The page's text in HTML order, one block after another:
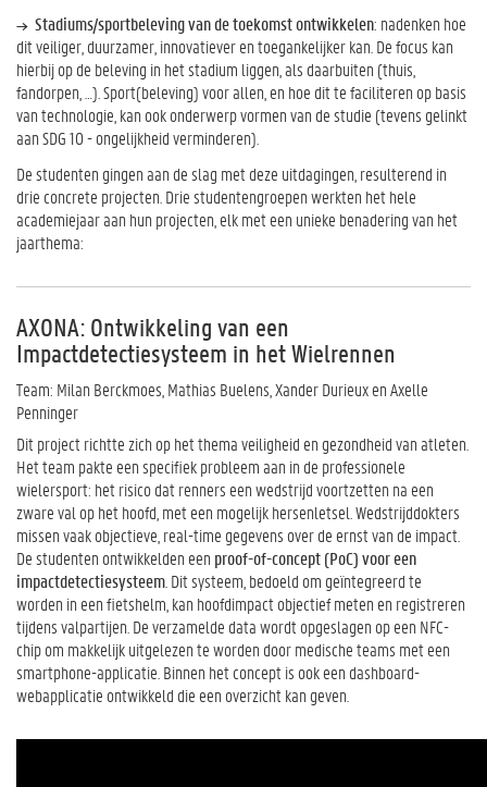
Stadiums/sportbeleving van de toekomst ontwikkelen: nadenken hoe
dit veiliger, duurzamer, innovatiever en toegankelijker kan. De focus kan
hierbij op de beleving in het stadium liggen, als daarbuiten (thuis,
fandorpen, …). Sport(beleving) voor allen, en hoe dit te faciliteren op basis
van technologie, kan ook onderwerp vormen van de studie (tevens gelinkt
aan SDG 10 - ongelijkheid verminderen).
De studenten gingen aan de slag met deze uitdagingen, resulterend in
drie concrete projecten. Drie studentengroepen werkten het hele
academiejaar aan hun projecten, elk met een unieke benadering van het
jaarthema:
AXONA: Ontwikkeling van een
Impactdetectiesysteem in het Wielrennen
Team: Milan Berckmoes, Mathias Buelens, Xander Durieux en Axelle
Penninger
Dit project richtte zich op het thema veiligheid en gezondheid van atleten.
Het team pakte een specifiek probleem aan in de professionele
wielersport: het risico dat renners een wedstrijd voortzetten na een
zware val op het hoofd, met een mogelijk hersenletsel. Wedstrijddokters
missen vaak objectieve, real-time gegevens over de ernst van de impact.
De studenten ontwikkelden een proof-of-concept (PoC) voor een
impactdetectiesysteem . Dit systeem, bedoeld om geïntegreerd te
worden in een fietshelm, kan hoofdimpact objectief meten en registreren
tijdens valpartijen. De verzamelde data wordt opgeslagen op een NFC-
chip om makkelijk uitgelezen te worden door medische teams met een
smartphone-applicatie. Binnen het concept is ook een dashboard-
webapplicatie ontwikkeld die een overzicht kan geven.